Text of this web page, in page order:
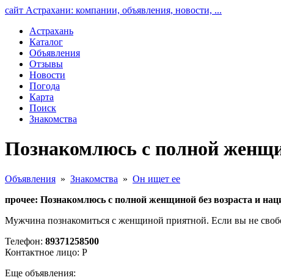
сайт Астрахани: компании, объявления, новости, ...
Астрахань
Каталог
Объявления
Отзывы
Новости
Погода
Карта
Поиск
Знакомства
Познакомлюсь с полной
Объявления » Знакомства » Он ищет ее
прочее: Познакомлюсь с полной женщиной без возраста и
Мужчина познакомиться с женщиной приятной. Если вы не
Телефон: 89371258500
Контактное лицо: Р
Еще объявления: